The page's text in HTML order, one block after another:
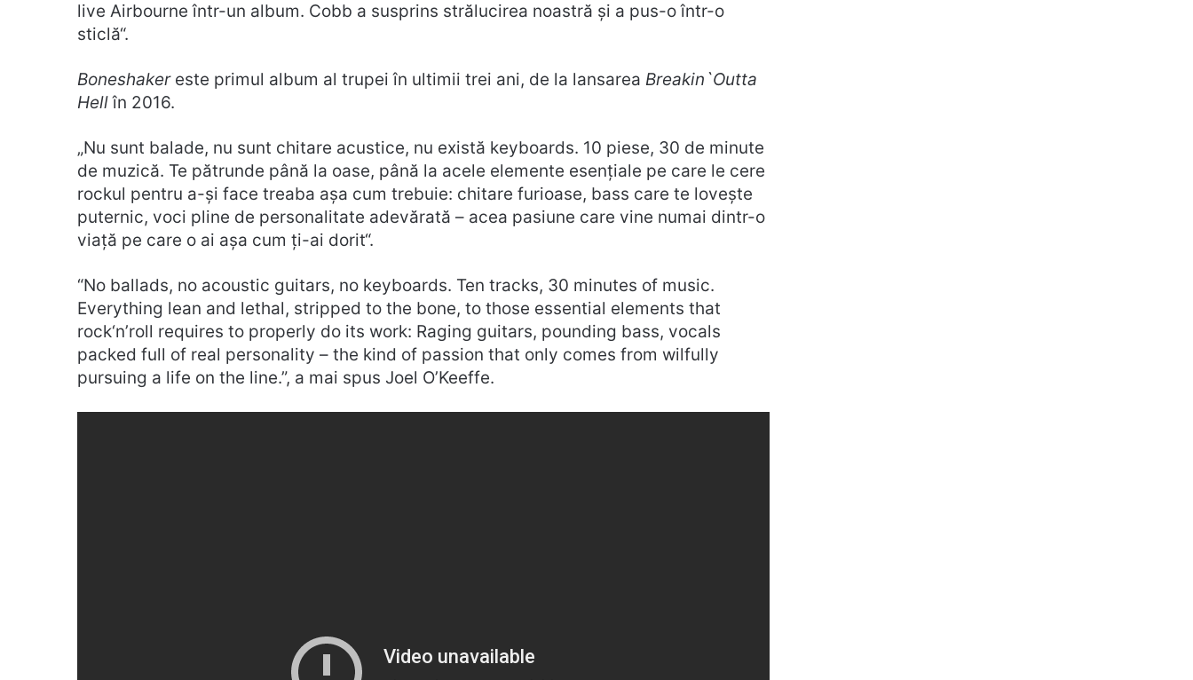
live Airbourne într-un album. Cobb a susprins strălucirea noastră și a pus-o într-o
sticlă“.
Boneshaker este primul album al trupei în ultimii trei ani, de la lansarea Breakin`Outta
Hellîn 2016.
„Nu sunt balade, nu sunt chitare acustice, nu există keyboards. 10 piese, 30 de minute
de muzică. Te pătrunde până la oase, până la acele elemente esențiale pe care le cere
rockul pentru a-și face treaba așa cum trebuie: chitare furioase, bass care te lovește
puternic, voci pline de personalitate adevărată – acea pasiune care vine numai dintr-o
viață pe care o ai așa cum ți-ai dorit“.
“No ballads, no acoustic guitars, no keyboards. Ten tracks, 30 minutes of music.
Everything lean and lethal, stripped to the bone, to those essential elements that
rock‘n’roll requires to properly do its work: Raging guitars, pounding bass, vocals
packed full of real personality – the kind of passion that only comes from wilfully
pursuing a life on the line.”, a mai spus Joel O’Keeffe.